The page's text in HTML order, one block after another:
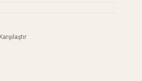
Karşılaştır